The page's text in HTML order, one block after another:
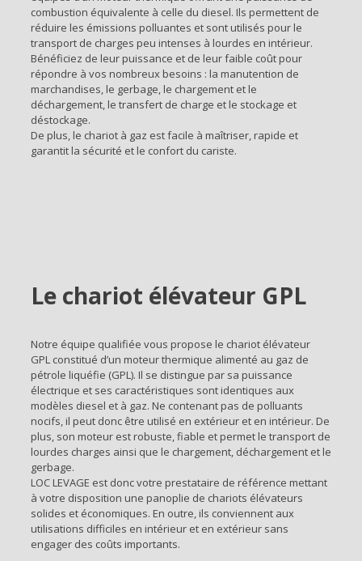
combustion équivalente à celle du diesel. Ils permettent de
réduire les émissions polluantes et sont utilisés pour le
transport de charges peu intenses à lourdes en intérieur.
Bénéficiez de leur puissance et de leur faible coût pour
répondre à vos nombreux besoins : la manutention de
marchandises, le gerbage, le chargement et le
déchargement, le transfert de charge et le stockage et
déstockage.
De plus, le chariot à gaz est facile à maîtriser, rapide et
garantit la sécurité et le confort du cariste.
Le chariot élévateur GPL
Notre équipe qualifiée vous propose le chariot élévateur
GPL constitué d’un moteur thermique alimenté au gaz de
pétrole liquéfie (GPL). Il se distingue par sa puissance
électrique et ses caractéristiques sont identiques aux
modèles diesel et à gaz. Ne contenant pas de polluants
nocifs, il peut donc être utilisé en extérieur et en intérieur. De
plus, son moteur est robuste, fiable et permet le transport de
lourdes charges ainsi que le chargement, déchargement et le
gerbage.
LOC LEVAGE est donc votre prestataire de référence mettant
à votre disposition une panoplie de chariots élévateurs
solides et économiques. En outre, ils conviennent aux
utilisations difficiles en intérieur et en extérieur sans
engager des coûts importants.